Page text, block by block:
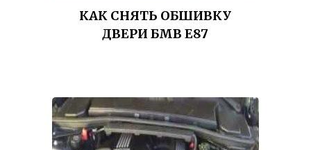
КАК СНЯТЬ ОБШИВКУ
ДВЕРИ БМВ Е87